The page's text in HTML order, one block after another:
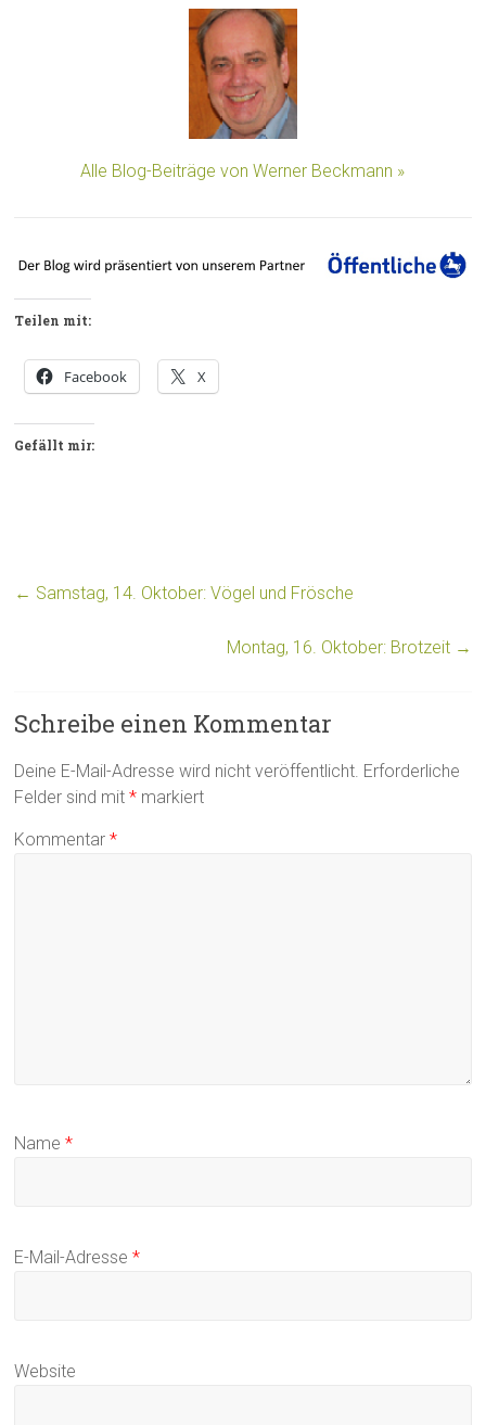
Alle Blog-Beiträge von Werner Beckmann »
Teilen mit:
Facebook X
Gefällt mir:
← Samstag, 14. Oktober: Vögel und Frösche
Montag, 16. Oktober: Brotzeit →
Schreibe einen Kommentar
Deine E-Mail-Adresse wird nicht veröffentlicht. Erforderliche
Felder sind mit* markiert
Kommentar*
Name*
E-Mail-Adresse*
Website